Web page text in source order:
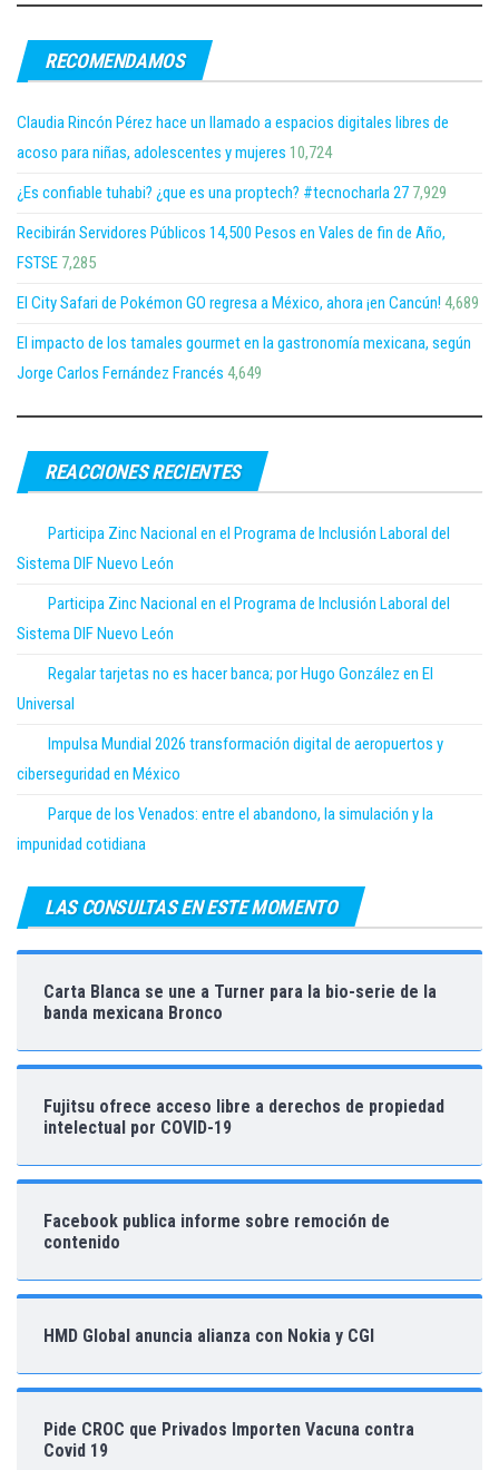
RECOMENDAMOS
Claudia Rincón Pérez hace un llamado a espacios digitales libres de
acoso para niñas, adolescentes y mujeres 10,724
¿Es confiable tuhabi? ¿que es una proptech? #tecnocharla 27 7,929
Recibirán Servidores Públicos 14,500 Pesos en Vales de fin de Año,
FSTSE 7,285
El City Safari de Pokémon GO regresa a México, ahora ¡en Cancún! 4,689
El impacto de los tamales gourmet en la gastronomía mexicana, según
Jorge Carlos Fernández Francés 4,649
REACCIONES RECIENTES
Participa Zinc Nacional en el Programa de Inclusión Laboral del
Sistema DIF Nuevo León
Participa Zinc Nacional en el Programa de Inclusión Laboral del
Sistema DIF Nuevo León
Regalar tarjetas no es hacer banca; por Hugo González en El
Universal
Impulsa Mundial 2026 transformación digital de aeropuertos y
ciberseguridad en México
Parque de los Venados: entre el abandono, la simulación y la
impunidad cotidiana
LAS CONSULTAS EN ESTE MOMENTO
Carta Blanca se une a Turner para la bio-serie de la
banda mexicana Bronco
Fujitsu ofrece acceso libre a derechos de propiedad
intelectual por COVID-19
Facebook publica informe sobre remoción de
contenido
HMD Global anuncia alianza con Nokia y CGI
Pide CROC que Privados Importen Vacuna contra
Covid 19